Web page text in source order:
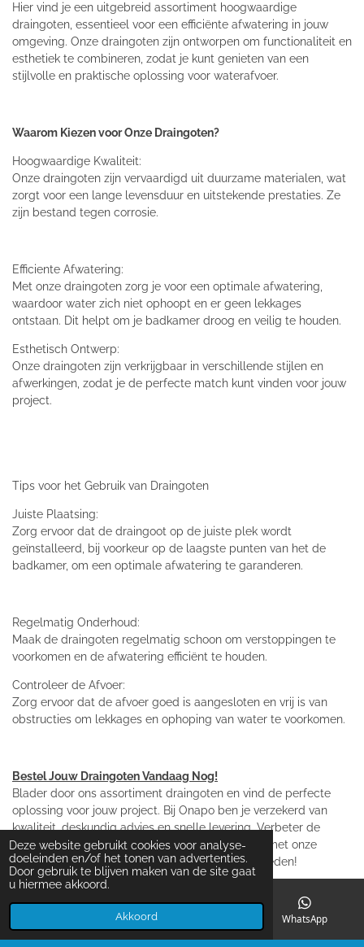
Deze website gebruikt cookies voor analyse-
doeleinden en/of het tonen van advertenties.
Door gebruik te blijven maken van de site gaat
u hiermee akkoord.
Akkoord
Hier vind je een uitgebreid assortiment hoogwaardige
draingoten, essentieel voor een efficiënte afwatering in jouw
omgeving. Onze draingoten zijn ontworpen om functionaliteit en
esthetiek te combineren, zodat je kunt genieten van een
stijlvolle en praktische oplossing voor waterafvoer.
Waarom Kiezen voor Onze Draingoten?
Hoogwaardige Kwaliteit:
Onze draingoten zijn vervaardigd uit duurzame materialen, wat
zorgt voor een lange levensduur en uitstekende prestaties. Ze
zijn bestand tegen corrosie.
Efficiente Afwatering:
Met onze draingoten zorg je voor een optimale afwatering,
waardoor water zich niet ophoopt en er geen lekkages
ontstaan. Dit helpt om je badkamer droog en veilig te houden.
Esthetisch Ontwerp:
Onze draingoten zijn verkrijgbaar in verschillende stijlen en
afwerkingen, zodat je de perfecte match kunt vinden voor jouw
project.
Tips voor het Gebruik van Draingoten
Juiste Plaatsing:
Zorg ervoor dat de draingoot op de juiste plek wordt
geïnstalleerd, bij voorkeur op de laagste punten van het de
badkamer, om een optimale afwatering te garanderen.
Regelmatig Onderhoud:
Maak de draingoten regelmatig schoon om verstoppingen te
voorkomen en de afwatering efficiënt te houden.
Controleer de Afvoer:
Zorg ervoor dat de afvoer goed is aangesloten en vrij is van
obstructies om lekkages en ophoping van water te voorkomen.
Bestel Jouw Draingoten Vandaag Nog!
Blader door ons assortiment draingoten en vind de perfecte
oplossing voor jouw project. Bij Onapo ben je verzekerd van
kwaliteit, deskundig advies en snelle levering. Verbeter de
functionaliteit en uitstraling van jouw badkamer met onze
hoogwaardige draingoten en andere benodigdheden!
2021 ONAPO Gouveneur Houbenstraat 32 6118CM
Nieuwstadt Nederland |KvK 59756071 | BTW nr
Telefoonnummer WhatsApp